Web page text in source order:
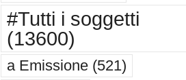
#Tutti i soggetti
(13600)
a Emissione(521)